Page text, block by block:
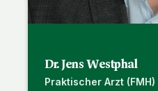
Dr. Jens Westphal
Praktischer Arzt (FMH)